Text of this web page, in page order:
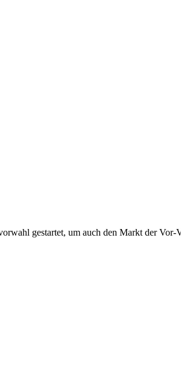
gestartet, um auch den Markt der